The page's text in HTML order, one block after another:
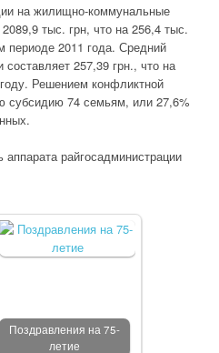
на жилищно-коммунальные
тыс. грн, что на 256,4 тыс.
периоде 2011 года. Средний
257,39 грн., что на
Решением конфликтной
субсидию 74 семьям, или 27,6%
райгосадминистрации
Поздравления на 75-
летие